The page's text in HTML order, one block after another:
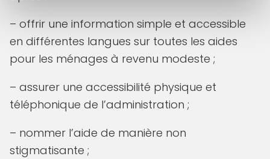
– offrir une information simple et accessible
en différentes langues sur toutes les aides
pour les ménages à revenu modeste ;
– assurer une accessibilité physique et
téléphonique de l’administration ;
– nommer l’aide de manière non
stigmatisante ;